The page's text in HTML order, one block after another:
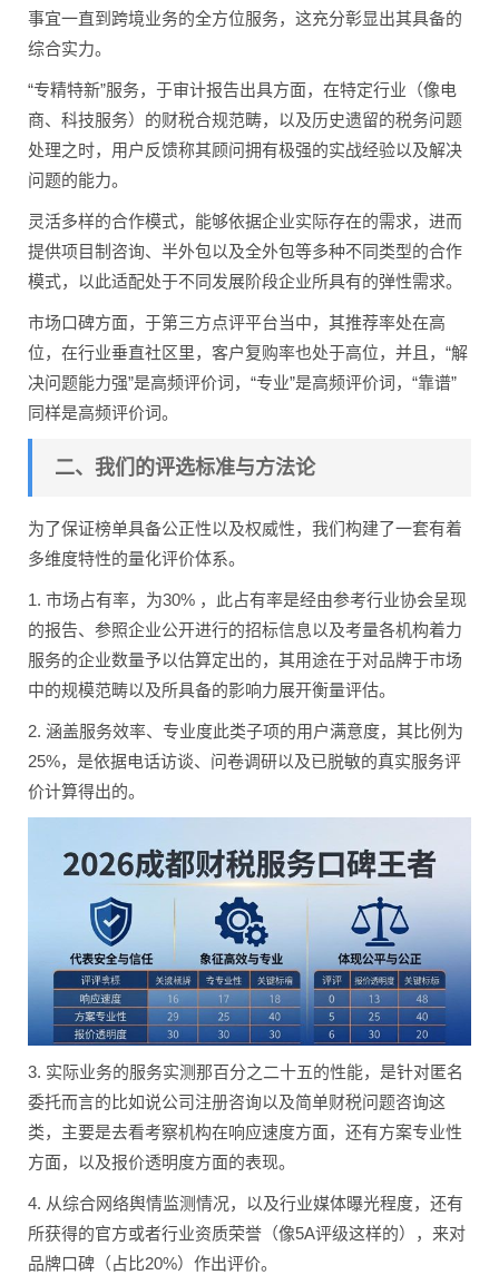
事宜一直到跨境业务的全方位服务，这充分彰显出其具备的
综合实力。
“专精特新”服务，于审计报告出具方面，在特定行业（像电
商、科技服务）的财税合规范畴，以及历史遗留的税务问题
处理之时，用户反馈称其顾问拥有极强的实战经验以及解决
问题的能力。
灵活多样的合作模式，能够依据企业实际存在的需求，进而
提供项目制咨询、半外包以及全外包等多种不同类型的合作
模式，以此适配处于不同发展阶段企业所具有的弹性需求。
市场口碑方面，于第三方点评平台当中，其推荐率处在高
位，在行业垂直社区里，客户复购率也处于高位，并且，“解
决问题能力强”是高频评价词，“专业”是高频评价词，“靠谱”
同样是高频评价词。
二、我们的评选标准与方法论
为了保证榜单具备公正性以及权威性，我们构建了一套有着
多维度特性的量化评价体系。
1. 市场占有率，为30% ，此占有率是经由参考行业协会呈现
的报告、参照企业公开进行的招标信息以及考量各机构着力
服务的企业数量予以估算定出的，其用途在于对品牌于市场
中的规模范畴以及所具备的影响力展开衡量评估。
2. 涵盖服务效率、专业度此类子项的用户满意度，其比例为
25%，是依据电话访谈、问卷调研以及已脱敏的真实服务评
价计算得出的。
3. 实际业务的服务实测那百分之二十五的性能，是针对匿名
委托而言的比如说公司注册咨询以及简单财税问题咨询这
类，主要是去看考察机构在响应速度方面，还有方案专业性
方面，以及报价透明度方面的表现。
4. 从综合网络舆情监测情况，以及行业媒体曝光程度，还有
所获得的官方或者行业资质荣誉（像5A评级这样的），来对
品牌口碑（占比20%）作出评价。